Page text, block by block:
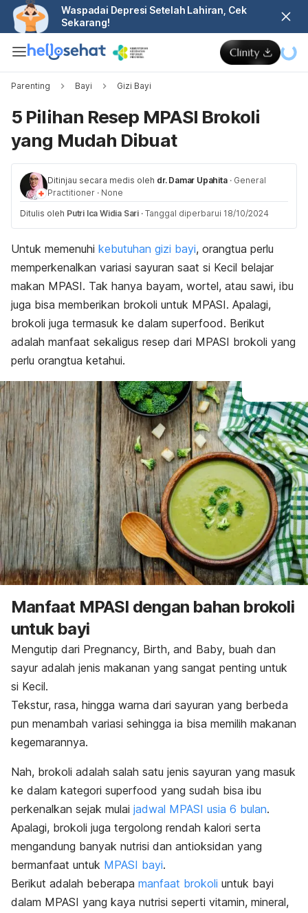
Waspadai Depresi Setelah Lahiran, Cek
Sekarang!
Parenting Bayi Gizi Bayi
5 Pilihan Resep MPASI Brokoli
yang Mudah Dibuat
Ditinjau secara medis oleh dr. Damar Upahita · General
Practitioner · None
Ditulis oleh Putri Ica Widia Sari · Tanggal diperbarui 18/10/2024
Untuk memenuhi kebutuhan gizi bayi, orangtua perlu
memperkenalkan variasi sayuran saat si Kecil belajar
makan MPASI. Tak hanya bayam, wortel, atau sawi, ibu
juga bisa memberikan brokoli untuk MPASI. Apalagi,
brokoli juga termasuk ke dalam superfood. Berikut
adalah manfaat sekaligus resep dari MPASI brokoli yang
perlu orangtua ketahui.
Manfaat MPASI dengan bahan brokoli
untuk bayi
Mengutip dari Pregnancy, Birth, and Baby, buah dan
sayur adalah jenis makanan yang sangat penting untuk
si Kecil.
Tekstur, rasa, hingga warna dari sayuran yang berbeda
pun menambah variasi sehingga ia bisa memilih makanan
kegemarannya.
Nah, brokoli adalah salah satu jenis sayuran yang masuk
ke dalam kategori superfood yang sudah bisa ibu
perkenalkan sejak mulai jadwal MPASI usia 6 bulan.
Apalagi, brokoli juga tergolong rendah kalori serta
mengandung banyak nutrisi dan antioksidan yang
bermanfaat untuk MPASI bayi.
Berikut adalah beberapa manfaat brokoli untuk bayi
dalam MPASI yang kaya nutrisi seperti vitamin, mineral,